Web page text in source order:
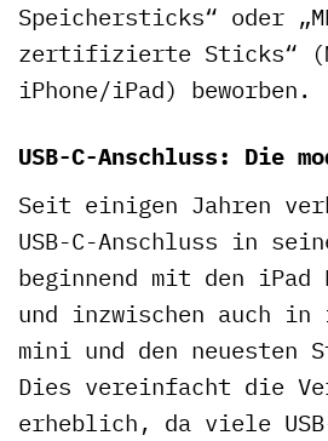
Speichersticks“ oder
zertifizierte Sticks“
iPhone/iPad) beworben.
USB-C-Anschluss: Die
Seit einigen Jahren
USB-C-Anschluss in
beginnend mit den iPad
und inzwischen auch
mini und den neuesten
Dies vereinfacht die
erheblich, da viele